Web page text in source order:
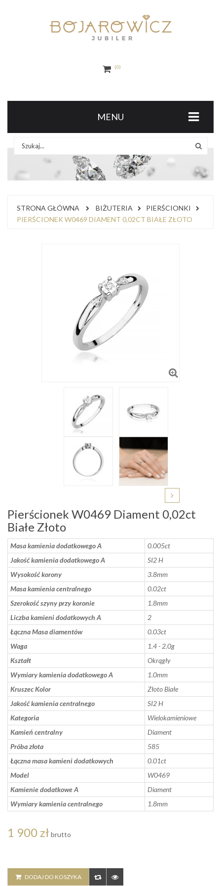
0
MENU
STRONA GŁÓWNA BIŻUTERIA
PIERŚCIONKI
PIERŚCIONEK W0469 DIAMENT 0,02CT BIAŁE ZŁOTO
Pierścionek W0469 Diament 0,02ct
Białe Złoto
Masa kamienia dodatkowego A
0.005ct
Jakość kamienia dodatkowego A
SI2 H
Wysokość korony
3.8mm
Masa kamienia centralnego
0.02ct
Szerokość szyny przy koronie
1.8mm
Liczba kamieni dodatkowych A
2
Łączna Masa diamentów
0.03ct
Waga
1.4 - 2.0g
Kształt
Okrągły
Wymiary kamienia dodatkowego A
1.0mm
Kruszec Kolor
Złoto Białe
Jakość kamienia centralnego
SI2 H
Kategoria
Wielokamieniowe
Kamień centralny
Diament
Próba złota
585
Łączna masa kamieni dodatkowych
0.01ct
Model
W0469
Kamienie dodatkowe A
Diament
Wymiary kamienia centralnego
1.8mm
1 900 zł brutto
DODAJ DO KOSZYKA